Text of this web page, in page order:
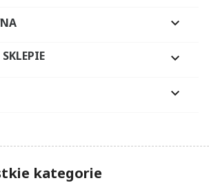



kategorie